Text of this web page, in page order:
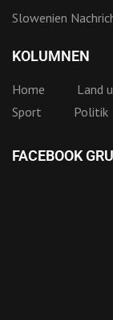
Slowenien
KOLUMNEN
Home Land
Sport
Politik
FACEBOOK